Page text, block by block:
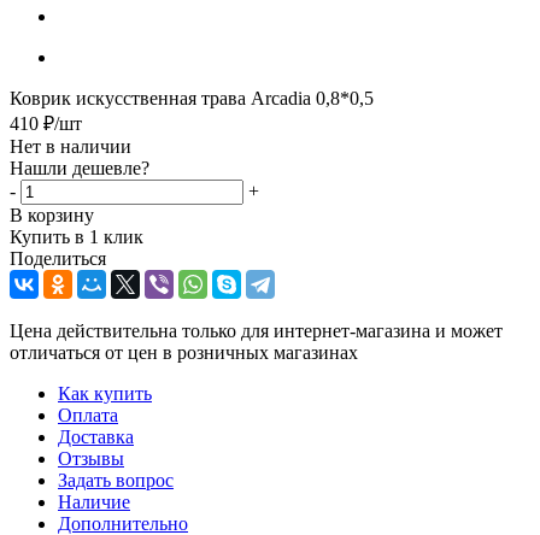
Коврик искусственная трава Arcadia 0,8*0,5
410 ₽/шт
Нет в наличии
Нашли дешевле?
-
+
В корзину
Купить в 1 клик
Поделиться
Цена действительна только для интернет-магазина и может
отличаться от цен в розничных магазинах
Как купить
Оплата
Доставка
Отзывы
Задать вопрос
Наличие
Дополнительно